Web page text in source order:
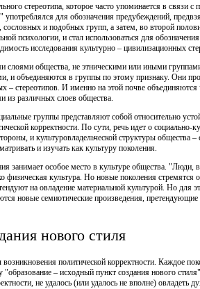
стереотипа, которое часто упоминается в связи с
для обозначения предубеждений,
и подобных групп, а затем, во второй
психологии, и стал использоваться для
исследования культурно – цивилизационных
слоями общества, не этническими или иными
и объединяются в группы по этому признаку. Они
– стереотипов. И именно на этой почве
различных слоев общества.
группы представляют собой относительно
корректности. По сути, речь идет о
и культуровладельческой структуры общества
и изучать как культуру поколения.
занимает особое место в культуре общества.
культура. Но новые поколения стремятся
на овладение материальной культурой. Но для
новые семиотические произведения,
нового стиля
политической корректности. Каждое
– исходный пункт создания нового
не удалось (или удалось не вполне) овладеть